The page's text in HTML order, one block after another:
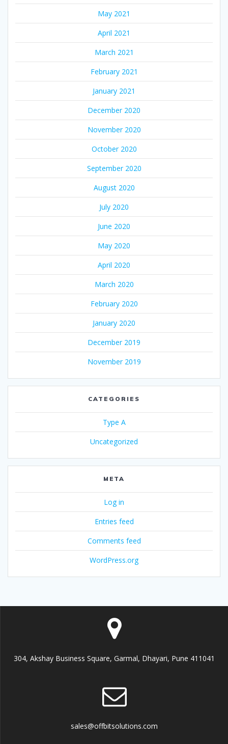
May 2021
April 2021
March 2021
February 2021
January 2021
December 2020
November 2020
October 2020
September 2020
August 2020
July 2020
June 2020
May 2020
April 2020
March 2020
February 2020
January 2020
December 2019
November 2019
CATEGORIES
Type A
Uncategorized
META
Log in
Entries feed
Comments feed
WordPress.org
304, Akshay Business Square, Garmal, Dhayari, Pune 411041
sales@offbitsolutions.com